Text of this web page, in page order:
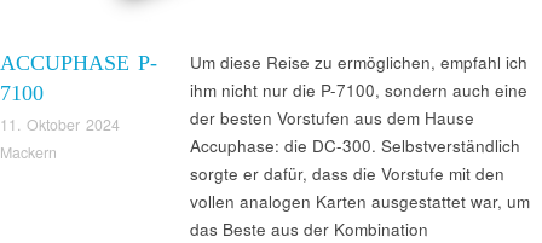
ACCUPHASE P-
7100
11. Oktober 2024
Mackern
Um diese Reise zu ermöglichen, empfahl ich
ihm nicht nur die P-7100, sondern auch eine
der besten Vorstufen aus dem Hause
Accuphase: die DC-300. Selbstverständlich
sorgte er dafür, dass die Vorstufe mit den
vollen analogen Karten ausgestattet war, um
das Beste aus der Kombination